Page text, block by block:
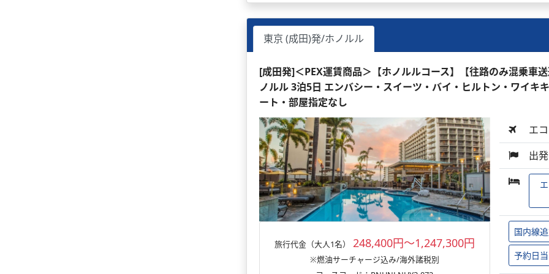
東京 (成田)発/ホノルル
[成田発]＜PEX運賃商品＞【ホノルルコース】【往路のみ混乗車
ノルル 3泊5日 エンバシー・スイーツ・バイ・ヒルトン・ワイキ
ート・部屋指定なし
旅行代金（大人1名） 248,400円～1,247,300円
※燃油サーチャージ込み/海外諸税別
エ
出
国内線
予約日